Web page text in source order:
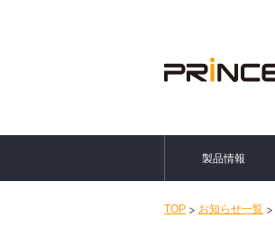
製品情報
TOP お知らせ一覧